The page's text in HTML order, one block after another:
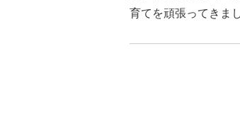
育てを頑張ってきま